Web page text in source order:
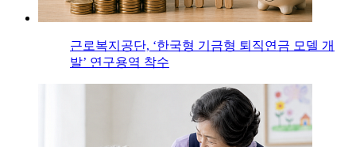
근로복지공단, ‘한국형 기금형 퇴직연금 모델 개
발’ 연구용역 착수